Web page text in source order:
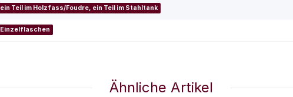
ein Teil im Holzfass/Foudre, ein Teil im Stahltank
Einzelflaschen
Ähnliche Artikel